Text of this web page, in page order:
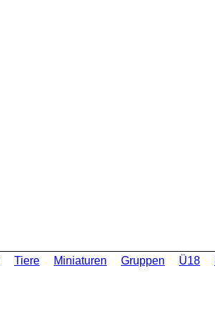
Tiere Miniaturen Gruppen Ü18